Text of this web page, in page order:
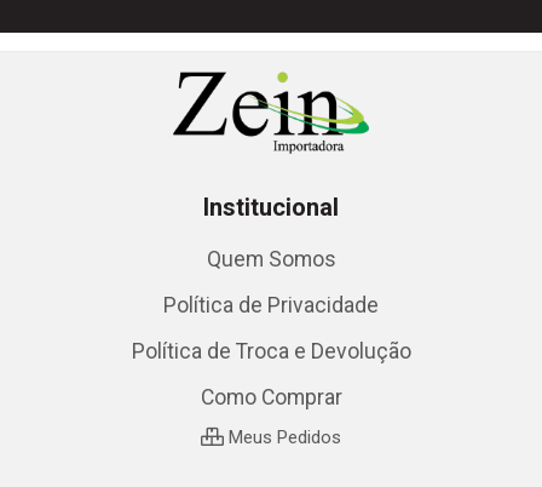
Institucional
Quem Somos
Política de Privacidade
Política de Troca e Devolução
Como Comprar
Meus Pedidos